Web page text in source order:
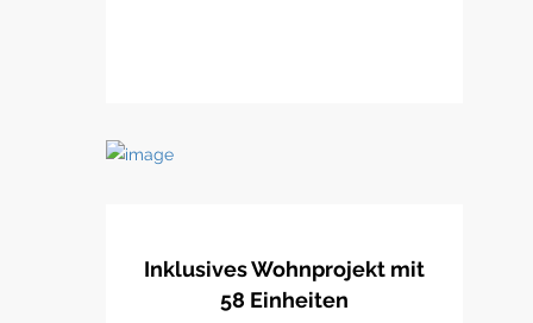
Inklusives Wohnprojekt mit
58 Einheiten